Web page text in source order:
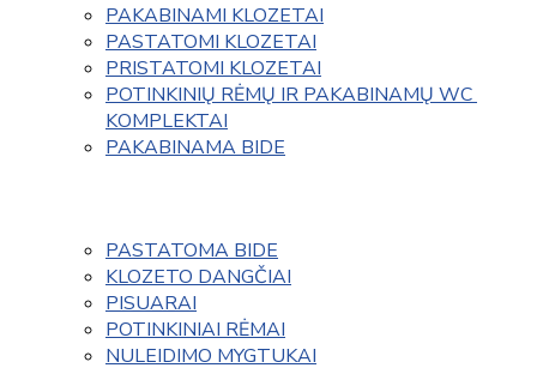
PAKABINAMI KLOZETAI
PASTATOMI KLOZETAI
PRISTATOMI KLOZETAI
POTINKINIŲ RĖMŲ IR PAKABINAMŲ WC
KOMPLEKTAI
PAKABINAMA BIDE
PASTATOMA BIDE
KLOZETO DANGČIAI
PISUARAI
POTINKINIAI RĖMAI
NULEIDIMO MYGTUKAI